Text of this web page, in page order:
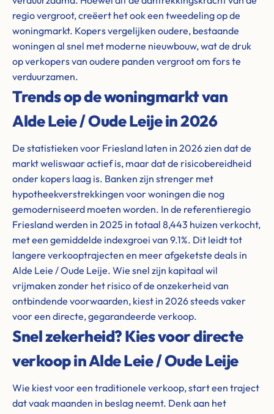
regio vergroot, creëert het ook een tweedeling op de
woningmarkt. Kopers vergelijken oudere, bestaande
woningen al snel met moderne nieuwbouw, wat de druk
op verkopers van oudere panden vergroot om fors te
verduurzamen.
Trends op de woningmarkt van
Alde Leie / Oude Leije in 2026
De statistieken voor Friesland laten in 2026 zien dat de
markt weliswaar actief is, maar dat de risicobereidheid
onder kopers laag is. Banken zijn strenger met
hypotheekverstrekkingen voor woningen die nog
gemoderniseerd moeten worden. In de referentieregio
Friesland werden in 2025 in totaal 8,443 huizen verkocht,
met een gemiddelde indexgroei van 9.1%. Dit leidt tot
langere verkooptrajecten en meer afgeketste deals in
Alde Leie / Oude Leije. Wie snel zijn kapitaal wil
vrijmaken zonder het risico of de onzekerheid van
ontbindende voorwaarden, kiest in 2026 steeds vaker
voor een directe, gegarandeerde verkoop.
Snel zekerheid? Kies voor directe
verkoop in Alde Leie / Oude Leije
Wie kiest voor een traditionele verkoop, start een traject
dat vaak maanden in beslag neemt. Denk aan het